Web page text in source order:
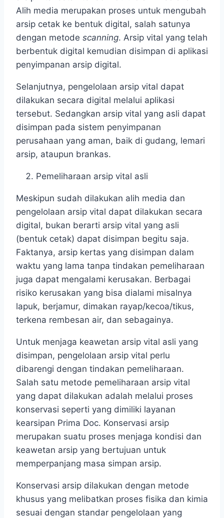
Alih media merupakan proses untuk mengubah
arsip cetak ke bentuk digital, salah satunya
dengan metode scanning. Arsip vital yang telah
berbentuk digital kemudian disimpan di aplikasi
penyimpanan arsip digital.
Selanjutnya, pengelolaan arsip vital dapat
dilakukan secara digital melalui aplikasi
tersebut. Sedangkan arsip vital yang asli dapat
disimpan pada sistem penyimpanan
perusahaan yang aman, baik di gudang, lemari
arsip, ataupun brankas.
Pemeliharaan arsip vital asli
Meskipun sudah dilakukan alih media dan
pengelolaan arsip vital dapat dilakukan secara
digital, bukan berarti arsip vital yang asli
(bentuk cetak) dapat disimpan begitu saja.
Faktanya, arsip kertas yang disimpan dalam
waktu yang lama tanpa tindakan pemeliharaan
juga dapat mengalami kerusakan. Berbagai
risiko kerusakan yang bisa dialami misalnya
lapuk, berjamur, dimakan rayap/kecoa/tikus,
terkena rembesan air, dan sebagainya.
Untuk menjaga keawetan arsip vital asli yang
disimpan, pengelolaan arsip vital perlu
dibarengi dengan tindakan pemeliharaan.
Salah satu metode pemeliharaan arsip vital
yang dapat dilakukan adalah melalui proses
konservasi seperti yang dimiliki layanan
kearsipan Prima Doc. Konservasi arsip
merupakan suatu proses menjaga kondisi dan
keawetan arsip yang bertujuan untuk
memperpanjang masa simpan arsip.
Konservasi arsip dilakukan dengan metode
khusus yang melibatkan proses fisika dan kimia
sesuai dengan standar pengelolaan yang